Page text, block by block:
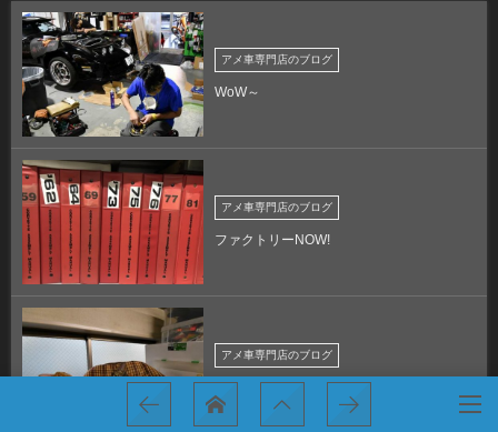
アメ車専門店のブログ
WoW～
アメ車専門店のブログ
ファクトリーNOW!
アメ車専門店のブログ
激寒～！